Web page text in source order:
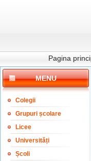
Pagina
MENU
Colegii
Grupuri școlare
Licee
Universități
Școli